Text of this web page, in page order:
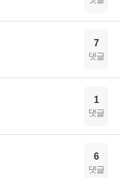
7
댓글
1
댓글
6
댓글